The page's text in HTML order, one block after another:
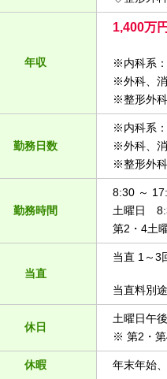
年収
1,400万
※内科系
※外科、
※整形外
勤務日数
※内科系
※外科、
※整形外
勤務時間
8:30 ～
土曜日
第2・4土
当直
当直 1～3
当直料別
休日
土曜日午
※ 第2・第
休暇 年末年始